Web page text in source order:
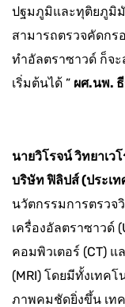
ปฐมภูมิและทุติยภูมิมั
สามารถตรวจคัดกร
ทำอัลตราซาวด์ ก็จะ
เริ่มต้นได้ ” ผศ.นพ.
นายวิโรจน์ วิทยาเว
บริษัท ฟิลิปส์ (ประเท
นวัตกรรมการตรวจ
เครื่องอัลตราซาวด์
คอมพิวเตอร์ (CT)
(MRI) โดยมีทั้งเทค
ภาพคมชัดยิ่งขึ้น เท